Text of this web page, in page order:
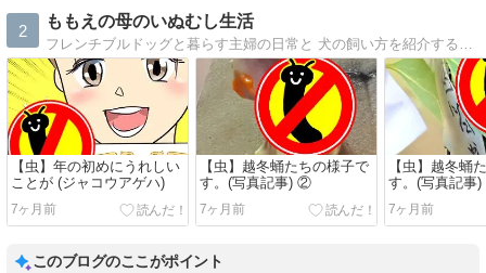
2
ももえの母のいぬむし生活
【虫】年の初めにうれしい
ことが (ジャコウアゲハ)
7ヶ月前
【虫】越冬蛹たちの様子で
す。(写真記事) ②
7ヶ月前
【虫】越冬蛹
す。(写真記事
7ヶ月前
このブログのここがポイント